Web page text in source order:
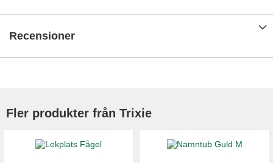
Recensioner
Fler produkter från Trixie